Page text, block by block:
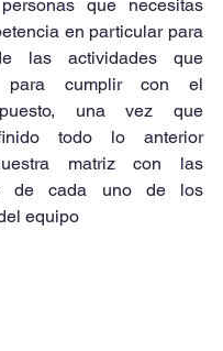
que necesitas
en particular para
las actividades que
para cumplir con el
una vez que
todo lo anterior
matriz con las
de cada uno de los
equipo